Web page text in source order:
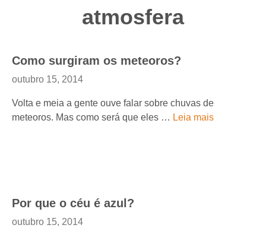
atmosfera
Como surgiram os meteoros?
outubro 15, 2014
Volta e meia a gente ouve falar sobre chuvas de
meteoros. Mas como será que eles … Leia mais
Por que o céu é azul?
outubro 15, 2014